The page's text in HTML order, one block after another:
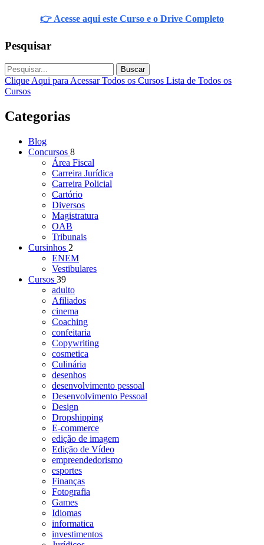
👉 Acesse aqui este Curso e o Drive Completo
Pesquisar
Buscar
Clique Aqui para Acessar Todos os Cursos Lista de Todos os
Cursos
Categorias
Blog
Concursos 8
Área Fiscal
Carreira Jurídica
Carreira Policial
Cartório
Diversos
Magistratura
OAB
Tribunais
Cursinhos 2
ENEM
Vestibulares
Cursos 39
adulto
Afiliados
cinema
Coaching
confeitaria
Copywriting
cosmetica
Culinária
desenhos
desenvolvimento pessoal
Desenvolvimento Pessoal
Design
Dropshipping
E-commerce
edição de imagem
Edição de Vídeo
empreendedorismo
esportes
Finanças
Fotografia
Games
Idiomas
informatica
investimentos